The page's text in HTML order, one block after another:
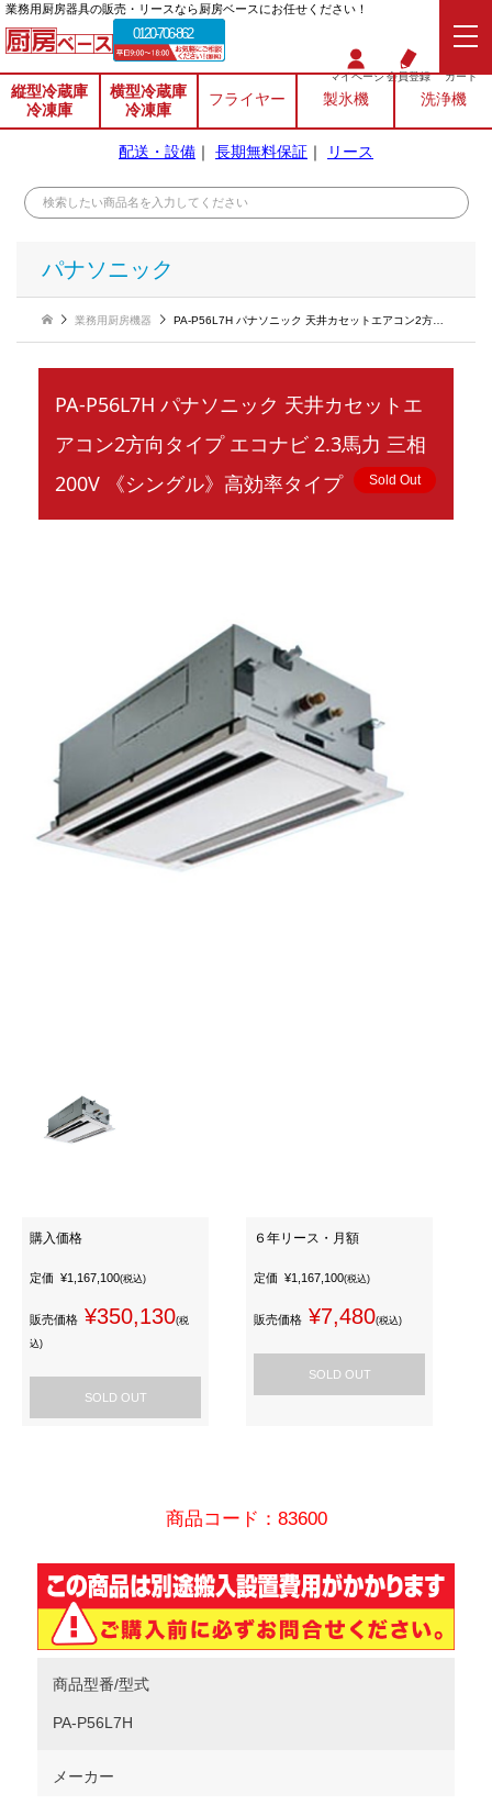
業務⽤厨房器具の販売・リースなら厨房ベースにお任せください！
0120-706-862
マイページ会員登録 カート
縦型冷蔵庫
冷凍庫
横型冷蔵庫
冷凍庫
フライヤー 製氷機 洗浄機
配送・設備 ｜ 長期無料保証 ｜ リース
パナソニック
業務用厨房機器 PA-P56L7H パナソニック 天井カセットエアコン2方向タイプ エコナビ 2.3馬力 三相200V 《シングル》高効率タイプ
PA-P56L7H パナソニック 天井カセットエ
アコン2方向タイプ エコナビ 2.3馬力 三相
200V 《シングル》高効率タイプ
Sold Out
購入価格
定価 ¥1,167,100(税込)
販売価格 ¥350,130(税
込)
SOLD OUT
６年リース・月額
定価 ¥1,167,100(税込)
販売価格 ¥7,480(税込)
SOLD OUT
商品コード：83600
商品型番/型式
PA-P56L7H
メーカー